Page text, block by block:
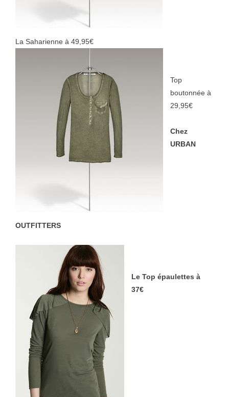
La Saharienne à 49,95€
Top
boutonnée à
29,95€
Chez
URBAN
OUTFITTERS
Le Top épaulettes à
37€